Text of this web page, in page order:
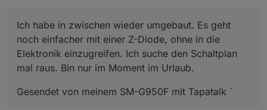
Ich habe in zwischen wieder umgebaut. Es geht
noch einfacher mit einer Z-Diode, ohne in die
Elektronik einzugreifen. Ich suche den Schaltplan
mal raus. Bin nur im Moment im Urlaub.
Gesendet von meinem SM-G950F mit Tapatalk `